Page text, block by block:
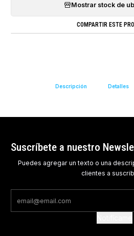
Mostrar stock de
COMPARTIR ESTE
Descripción Detalles
Suscríbete a nuestro
Puedes agregar un texto o una
clientes a